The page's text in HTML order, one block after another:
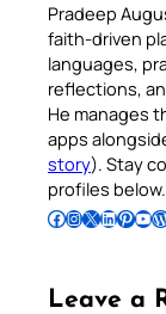
Pradeep
faith-driven
languages,
reflections,
He manages
apps
story). Stay
profiles below.
Follow Pradeep on Facebook Follow Pradeep on InstagramFollow Pradeep on X Follow Pradeep on LinkedIn Follow Pradeep on Pinterest Subscribe to Pradeep’s Youtube Channel Follow Pradeep on WordPress
Leave a